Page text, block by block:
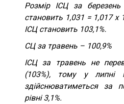
Розмір ІСЦ за
становить 1,031 = 1,017 х
ІСЦ становить 103,1%.
СЦ за травень – 100,9%
ІСЦ за травень не
(103%), тому у липні
здійснюватиметься за
рівні 3,1%.